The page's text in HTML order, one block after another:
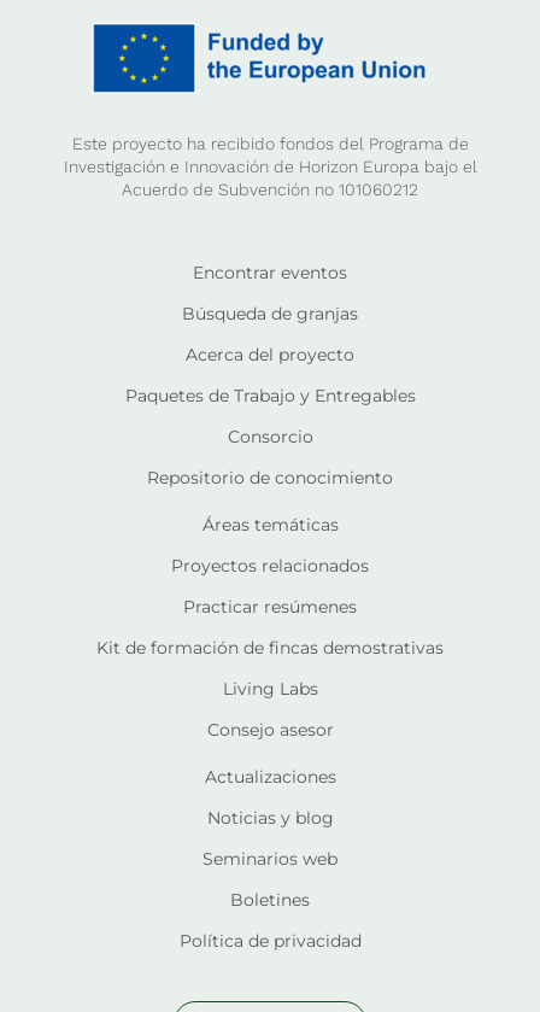
Este proyecto ha recibido fondos del Programa de
Investigación e Innovación de Horizon Europa bajo el
Acuerdo de Subvención no 101060212
Encontrar eventos
Búsqueda de granjas
Acerca del proyecto
Paquetes de Trabajo y Entregables
Consorcio
Repositorio de conocimiento
Áreas temáticas
Proyectos relacionados
Practicar resúmenes
Kit de formación de fincas demostrativas
Living Labs
Consejo asesor
Actualizaciones
Noticias y blog
Seminarios web
Boletines
Política de privacidad